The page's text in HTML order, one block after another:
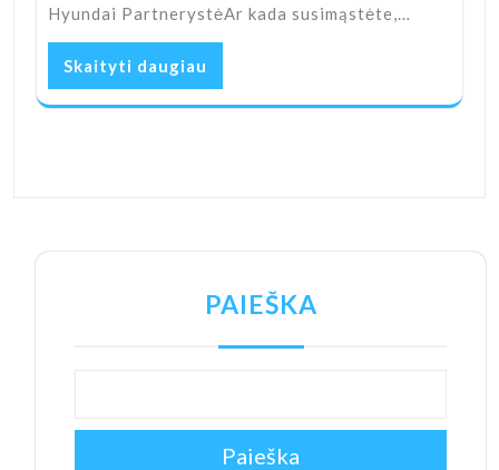
Hyundai PartnerystėAr kada susimąstėte,…
Skaityti daugiau
PAIEŠKA
Paieška